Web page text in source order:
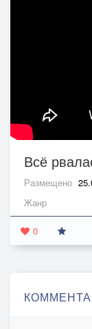
Всё
Размещено
Жанр
0